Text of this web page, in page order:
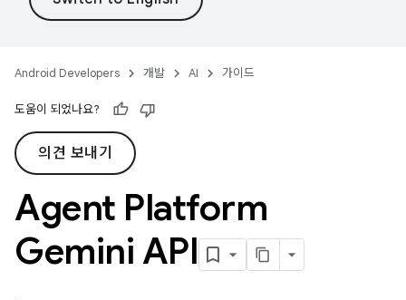
Android Developers 개발 AI 가이드
도움이 되었나요?
의견 보내기
Agent Platform
Gemini API